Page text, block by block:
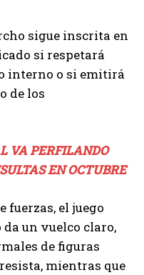
sigue inscrita en
si respetará
interno o si emitirá
de los
VA PERFILANDO
EN OCTUBRE
fuerzas, el juego
un vuelco claro,
de figuras
mientras que